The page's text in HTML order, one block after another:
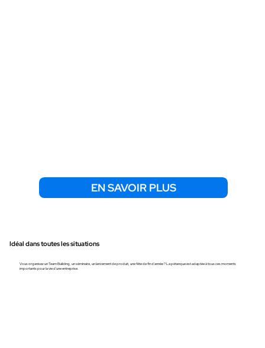
EN SAVOIR PLUS
Idéal dans toutes les situations
Vous organisez un Team Building, un séminaire, un lancement de produit, une fête de fin d'année ? La pétanque est adaptée à tous ces moments
importants pour la vie d'une entreprise.